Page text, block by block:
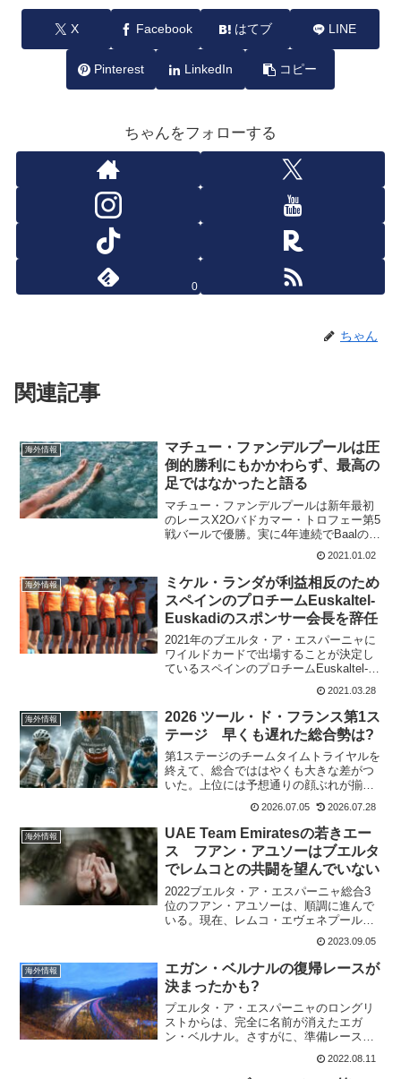
X Facebook はてブ LINE
Pinterest LinkedIn コピー
ちゃんをフォローする
0
ちゃん
関連記事
海外情報
マチュー・ファンデルプールは圧
倒的勝利にもかかわらず、最高の
足ではなかったと語る
マチュー・ファンデルプールは新年最初
のレースX2Oバドカマー・トロフェー第5
戦バールで優勝。実に4年連続でBaalのグ
ランプリSvenNysを獲得した。だが、レ
ース後のフラッシュインタビューでマチ
ュー・ファンデルプールは気分が良くな
く、最高...
2021.01.02
海外情報
ミケル・ランダが利益相反のため
スペインのプロチームEuskaltel-
Euskadiのスポンサー会長を辞任
2021年のブエルタ・ア・エスパーニャに
ワイルドカードで出場することが決定し
ているスペインのプロチームEuskaltel-
立っている。元々は、バスク人のバスク
人によるバスク人のためのチームとして
1...
2021.03.28
海外情報
2026 ツール・ド・フランス第1ス
テージ 早くも遅れた総合勢は?
第1ステージのチームタイムトライヤルを
終えて、総合でははやくも大きな差がつ
いた。上位には予想通りの顔ぶれが揃う
が、はやくも脱落したエースもいる。ケ
ヴィン・ヴォークリン Netcompany
INEOSTour de France - Kév...
2026.07.05 2026.07.28
海外情報
UAE Team Emiratesの若きエー
ス フアン・アユソーはブエルタ
でレムコとの共闘を望んでいない
2022ブエルタ・ア・エスパーニャ総合3
位のフアン・アユソーは、順調に進んで
いる。現在、レムコ・エヴェネプールか
ら21秒遅れの総合9位に位置している。フ
アン・アユソーも個人タイムトライヤル
は得意で、今年はツール・ド・スイス第8
ステージで優勝...
2023.09.05
海外情報
エガン・ベルナルの復帰レースが
決まったかも?
プエルタ・ア・エスパーニャのロングリ
ストからは、完全に名前が消えたエガ
ン・ベルナル。さすがに、準備レースな
しでグランドツアーの復帰というのはあ
り得なかったですね。エガン・ベルナル
2022.08.11